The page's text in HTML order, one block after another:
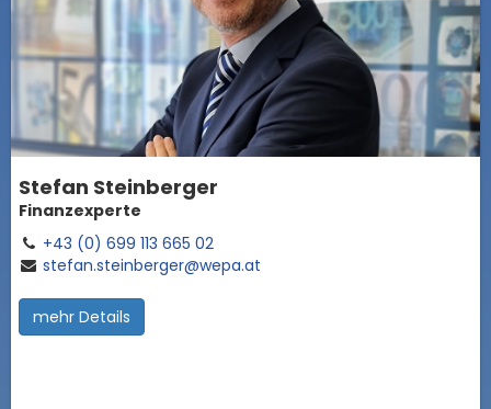
Stefan Steinberger
Finanzexperte
+43 (0) 699 113 665 02
stefan.steinberger@wepa.at
mehr Details